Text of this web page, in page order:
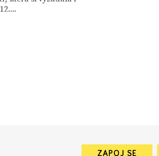
ZAPOJ SE